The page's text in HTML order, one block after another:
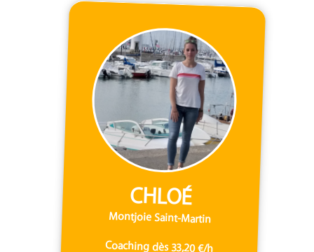
CHLOÉ
Montjoie Saint-Martin
Coaching dès 33,20 €/h